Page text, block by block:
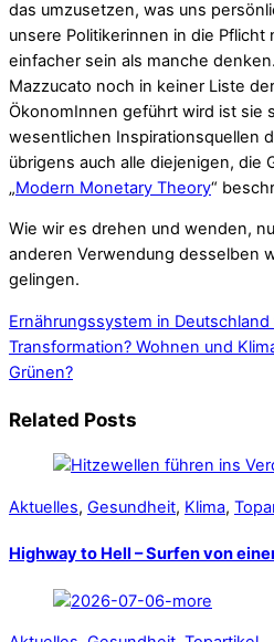
das umzusetzen, was uns
unsere Politikerinnen in die
einfacher sein als manche
Mazzucato noch in keiner Liste
ÖkonomInnen geführt wird ist sie
wesentlichen Inspirationsquellen
übrigens auch alle diejenigen, die
„Modern Monetary Theory“
Wie wir es drehen und wenden,
anderen Verwendung desselben
gelingen.
Ernährungssystem in
Transformation? Wohnen und
Grünen?
Related Posts
Aktuelles, Gesundheit, Klima,
Highway to Hell – Surfen von